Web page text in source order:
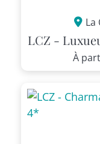
La
LCZ -
À